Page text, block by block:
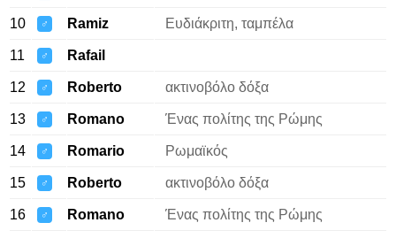
10 ♂ Ramiz Ευδιάκριτη, ταμπέλα
11 ♂ Rafail
12 ♂ Roberto ακτινοβόλο δόξα
13 ♂ Romano Ένας πολίτης της Ρώμης
14 ♂ Romario Ρωμαϊκός
15 ♂ Roberto ακτινοβόλο δόξα
16 ♂ Romano Ένας πολίτης της Ρώμης